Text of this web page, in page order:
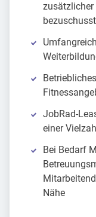
zusätzlicher
JobRad-
einer
Bei Bedarf
Nähe